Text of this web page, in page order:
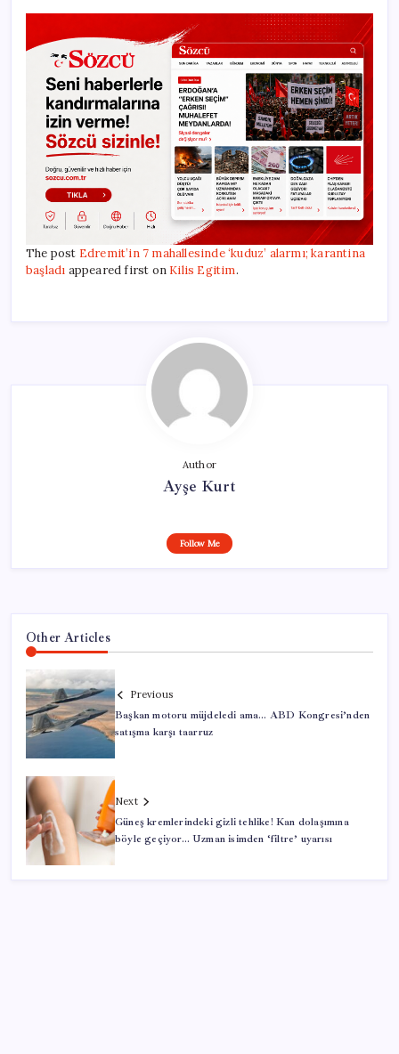
The post Edremit’in 7 mahallesinde ‘kuduz’ alarmı; karantina
başladı appeared first on Kilis Egitim.
Author
Ayşe Kurt
Follow Me
Other Articles
Previous
Başkan motoru müjdeledi ama… ABD Kongresi’nden
satışma karşı taarruz
Next
Güneş kremlerindeki gizli tehlike! Kan dolaşımına
böyle geçiyor… Uzman isimden ‘filtre’ uyarısı